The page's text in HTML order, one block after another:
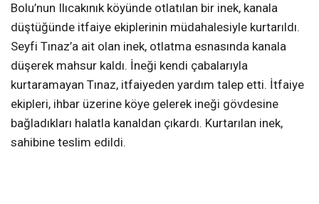
Bolu’nun Ilıcakınık köyünde otlatılan bir inek, kanala
düştüğünde itfaiye ekiplerinin müdahalesiyle kurtarıldı.
Seyfi Tınaz’a ait olan inek, otlatma esnasında kanala
düşerek mahsur kaldı. İneği kendi çabalarıyla
kurtaramayan Tınaz, itfaiyeden yardım talep etti. İtfaiye
ekipleri, ihbar üzerine köye gelerek ineği gövdesine
bağladıkları halatla kanaldan çıkardı. Kurtarılan inek,
sahibine teslim edildi.